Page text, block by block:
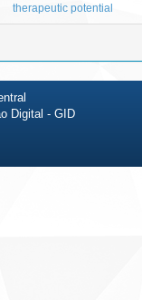
therapeutic potential
Digital - GID